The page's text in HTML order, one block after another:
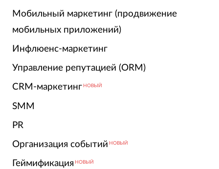
Мобильный маркетинг (продвижение
мобильных приложений)
Инфлюенс-маркетинг
Управление репутацией (ORM)
CRM-маркетинг НОВЫЙ
SMM
PR
Организация событий НОВЫЙ
Геймификация НОВЫЙ